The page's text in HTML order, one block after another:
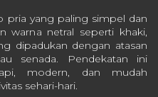
pria yang paling simpel dan
warna netral seperti khaki,
dipadukan dengan atasan
senada. Pendekatan ini
modern, dan mudah
sehari-hari.